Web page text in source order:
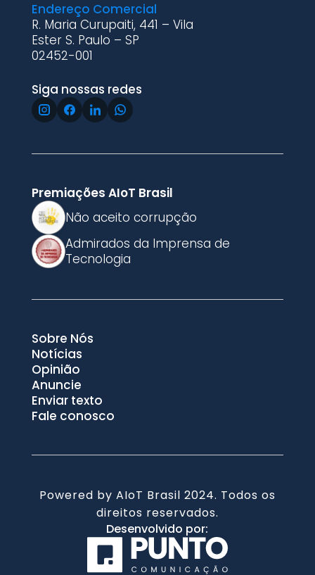
Endereço Comercial
R. Maria Curupaiti, 441 – Vila
Ester S. Paulo – SP
02452-001
Siga nossas redes
Premiações AIoT Brasil
Não aceito corrupção
Admirados da Imprensa de
Tecnologia
Sobre Nós
Notícias
Opinião
Anuncie
Enviar texto
Fale conosco
Powered by AIoT Brasil 2024. Todos os
direitos reservados.
Desenvolvido por: